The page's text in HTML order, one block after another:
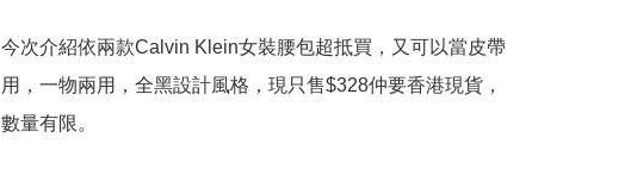
今次介紹依兩款Calvin Klein女裝腰包超抵買，又可以當皮帶
用，一物兩用，全黑設計風格，現只售$328仲要香港現貨，
數量有限。